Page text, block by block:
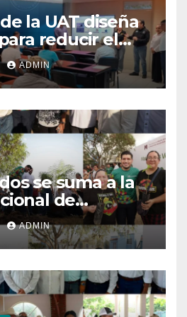
la UAT diseña
reducir el
en
ADMIN
se suma a la
de
impulsada por
Claudia
ADMIN